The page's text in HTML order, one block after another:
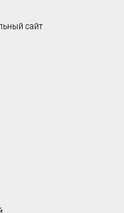
сайт